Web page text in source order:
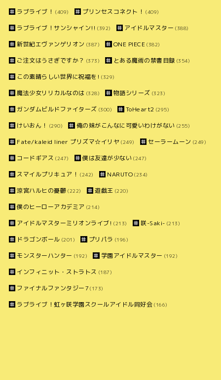
ラブライブ！ (409) プリンセスコネクト！ (409)
ラブライブ！サンシャイン!! (392) アイドルマスター (388)
新世紀エヴァンゲリオン (387) ONE PIECE (382)
ご注文はうさぎですか？ (373) とある魔術の禁書目録 (354)
この素晴らしい世界に祝福を! (329)
魔法少女リリカルなのは (328) 物語シリーズ (323)
ガンダムビルドファイターズ (300) ToHeart2 (295)
けいおん！ (290) 俺の妹がこんなに可愛いわけがない (255)
Fate/kaleid liner プリズマ☆イリヤ (249) セーラームーン (249)
コードギアス (247) 僕は友達が少ない (247)
スマイルプリキュア！ (242) NARUTO (234)
涼宮ハルヒの憂鬱 (222) 遊戯王 (220)
僕のヒーローアカデミア (214)
アイドルマスターミリオンライブ! (213) 咲-Saki- (213)
ドラゴンボール (201) プリパラ (196)
モンスターハンター (192) 学園アイドルマスター (192)
インフィニット・ストラトス (187)
ファイナルファンタジー7 (173)
ラブライブ！虹ヶ咲学園スクールアイドル同好会 (166)